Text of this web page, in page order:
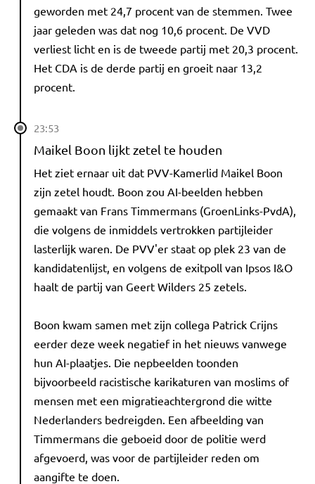
geworden met 24,7 procent van de stemmen. Twee
jaar geleden was dat nog 10,6 procent. De VVD
verliest licht en is de tweede partij met 20,3 procent.
Het CDA is de derde partij en groeit naar 13,2
procent.
23:53
Maikel Boon lijkt zetel te houden
Het ziet ernaar uit dat PVV-Kamerlid Maikel Boon
zijn zetel houdt. Boon zou AI-beelden hebben
gemaakt van Frans Timmermans (GroenLinks-PvdA),
die volgens de inmiddels vertrokken partijleider
lasterlijk waren. De PVV'er staat op plek 23 van de
kandidatenlijst, en volgens de exitpoll van Ipsos I&O
haalt de partij van Geert Wilders 25 zetels.
Boon kwam samen met zijn collega Patrick Crijns
eerder deze week negatief in het nieuws vanwege
hun AI-plaatjes. Die nepbeelden toonden
bijvoorbeeld racistische karikaturen van moslims of
mensen met een migratieachtergrond die witte
Nederlanders bedreigden. Een afbeelding van
Timmermans die geboeid door de politie werd
afgevoerd, was voor de partijleider reden om
aangifte te doen.